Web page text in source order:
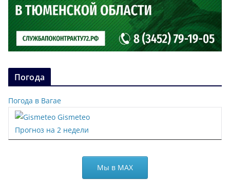
Погода
Погода в Вагае
Gismeteo
Прогноз на 2 недели
Мы в МАХ